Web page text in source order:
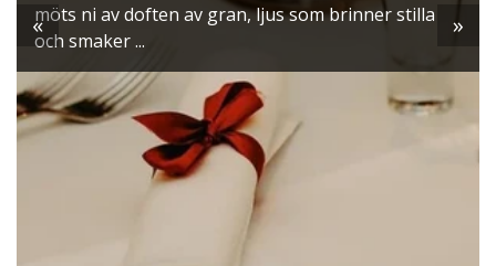
möts ni av doften av gran, ljus som brinner stilla
och smaker ...
« »